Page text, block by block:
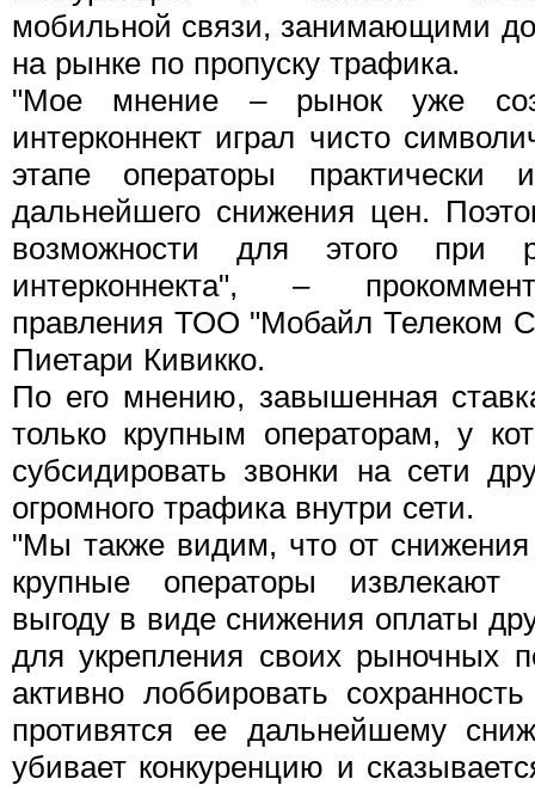
мобильной связи, занимающими
на рынке по пропуску трафика.
"Мое мнение – рынок уже
интерконнект играл чисто
этапе операторы практически
дальнейшего снижения цен.
возможности для этого при
интерконнекта", –
правления ТОО "Мобайл Телеком
Пиетари Кивикко.
По его мнению, завышенная
только крупным операторам, у
субсидировать звонки на сети
огромного трафика внутри сети.
"Мы также видим, что от снижения
крупные операторы извлекают
выгоду в виде снижения оплаты
для укрепления своих рыночных
активно лоббировать
противятся ее дальнейшему
убивает конкуренцию и